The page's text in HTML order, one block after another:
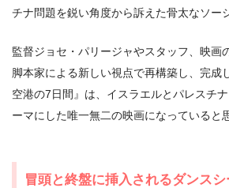
チナ問題を鋭い角度から訴えた骨太なソー
監督ジョセ・パリージャやスタッフ、映画
脚本家による新しい視点で再構築し、完成
空港の7日間』は、イスラエルとパレスチ
ーマにした唯一無二の映画になっていると
冒頭と終盤に挿入されるダンス